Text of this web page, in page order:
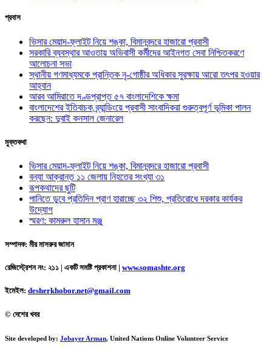
প্রবাস
ভিসার মেয়াদ-ফ্লাইট নিয়ে শঙ্কা, বিমানবন্দরে হাজারো প্রবাসী
সরকারি ব্যবস্থার আওতায় অভিবাসী কর্মীদের আইনগত সেবা নিশ্চিতকরণে
আলোচনা সভা
স্থানীয় গণমাধ্যমকে প্রান্তিক নৃ-গোষ্ঠীর অধিকার সুরক্ষায় আরো তৎপর হওয়ার
আহ্বান
আরব আমিরাতে দণ্ডপ্রাপ্ত ৫৭ বাংলাদেশিকে ক্ষমা
বাংলাদেশের ইতিবাচক ব্র্যান্ডিংয়ে প্রবাসী সাংবাদিকরা গুরুত্বপূর্ণ ভূমিকা পালন
করছেন: দুবাই কনসাল জেনারেল
মুক্তকথা
ভিসার মেয়াদ-ফ্লাইট নিয়ে শঙ্কা, বিমানবন্দরে হাজারো প্রবাসী
বন্যা আক্রান্ত ১১ জেলায় নিহতের সংখ্যা ৩১
রূপকথাদের ছুটি
পানিতে ডুবে প্রতিদিন প্রাণ হারাচ্ছে ৩২ শিশু, প্রতিরোধে দরকার কার্যকর
উদ্যোগ
স্মরণ: কামরুল হাসান মঞ্জু
সম্পাদক: মীর মাসরুর জামান
রেজিস্ট্রেশন নং: ২১১ | একটি সমষ্টি প্রকাশনা | www.somashte.org
ইমেইল: desherkhobor.net@gmail.com
© দেশের খবর
Site developed by: Jobayer Arman, United Nations Online Volunteer Service